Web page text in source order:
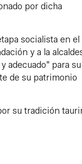
por dicha
socialista en el
y a la
adecuado" para su
de su patrimonio
su tradición